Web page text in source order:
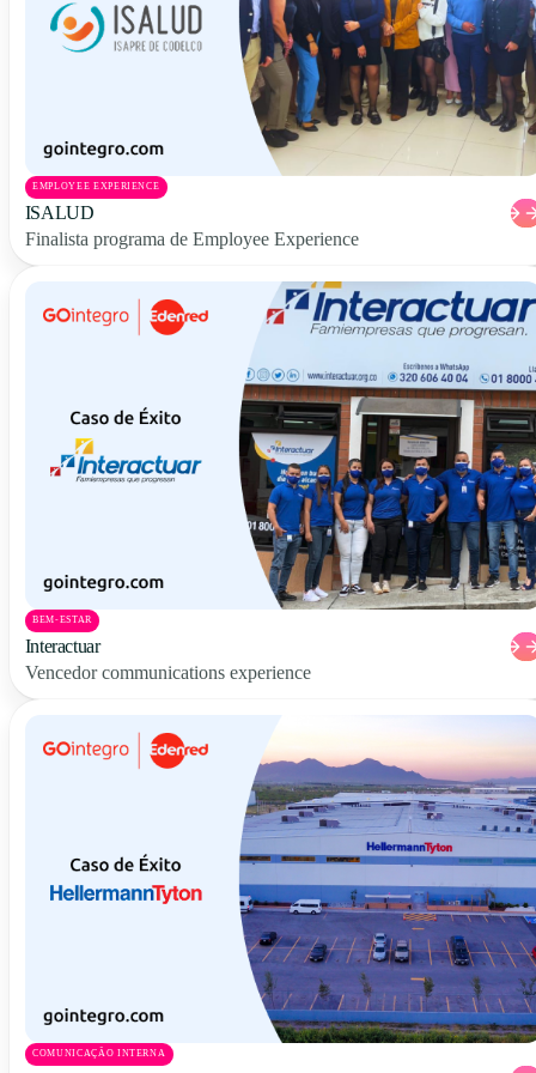
EMPLOYEE EXPERIENCE
ISALUD
Finalista programa de Employee Experience
BEM-ESTAR
Interactuar
Vencedor communications experience
COMUNICAÇÃO INTERNA